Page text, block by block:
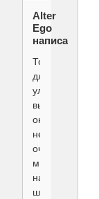
Alter
Ego
написал(а):
Только
для
уличных
выставок
он
не
очень,
много
на
шерсть